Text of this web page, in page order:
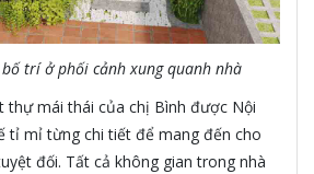
bố trí ở phối cảnh xung quanh nhà
thự mái thái của chị Bình được Nội
tỉ mỉ từng chi tiết để mang đến cho
đối. Tất cả không gian trong nhà